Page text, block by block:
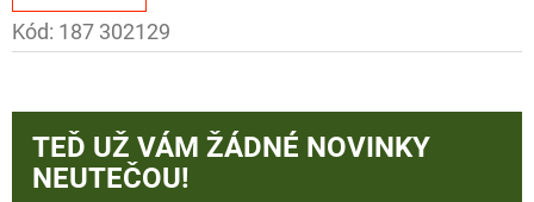
Kód: 187 302129
TEĎ UŽ VÁM ŽÁDNÉ NOVINKY
NEUTEČOU!